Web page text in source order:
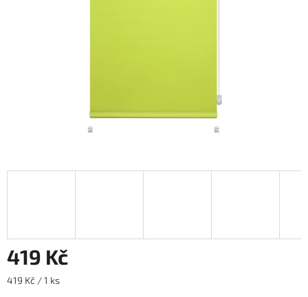
419 Kč
Měrná
419 Kč / 1 ks